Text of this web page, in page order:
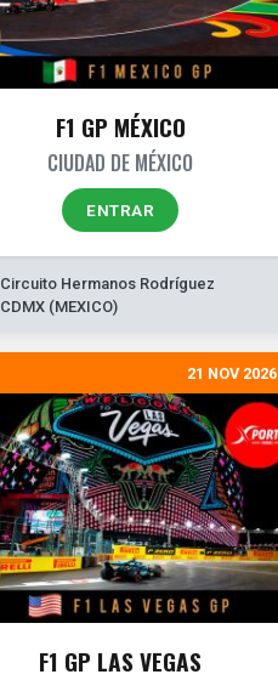
F1 GP MÉXICO
CIUDAD DE MÉXICO
ENTRAR
Circuito Hermanos Rodríguez
CDMX (MEXICO)
21 NOV 2026
F1 GP LAS VEGAS